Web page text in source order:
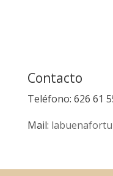
Contacto
Teléfono: 626 61
Mail: